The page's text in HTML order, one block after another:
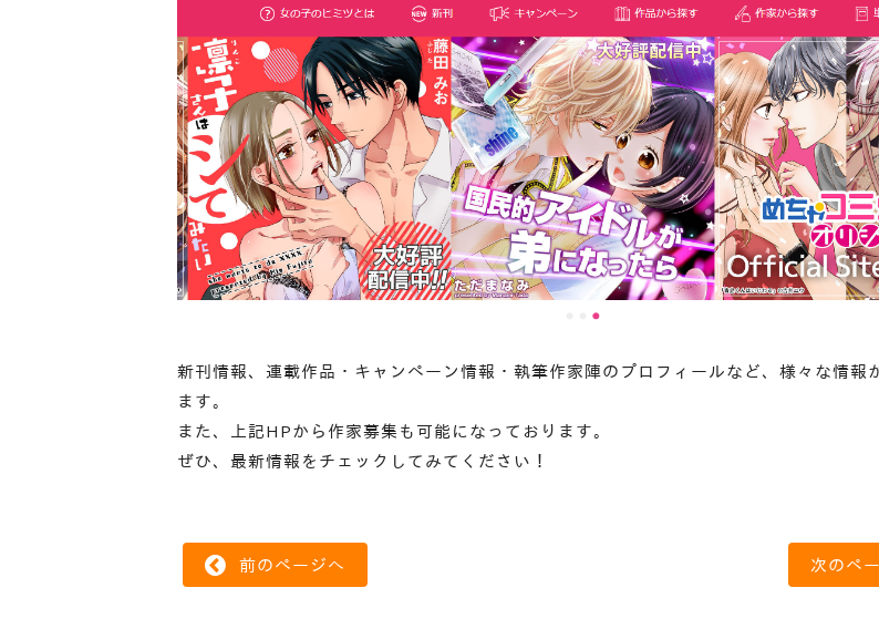
新刊情報、連載作品・キャンペーン情報・執筆作家陣のプロフィールなど、様々な情報
ます。
また、上記HPから作家募集も可能になっております。
ぜひ、最新情報をチェックしてみてください！
前のページへ 次のペ